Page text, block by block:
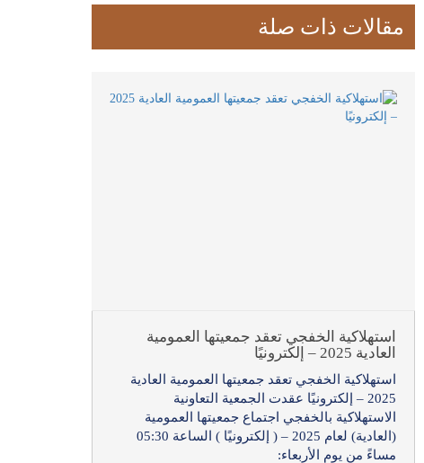
مقالات ذات صلة
استهلاكية الخفجي تعقد جمعيتها العمومية
العادية 2025 – إلكترونيًا
استهلاكية الخفجي تعقد جمعيتها العمومية العادية
2025 – إلكترونيًا عقدت الجمعية التعاونية
الاستهلاكية بالخفجي اجتماع جمعيتها العمومية
(العادية) لعام 2025 – ( إلكترونيًا ) الساعة 05:30
مساءً من يوم الأربعاء: